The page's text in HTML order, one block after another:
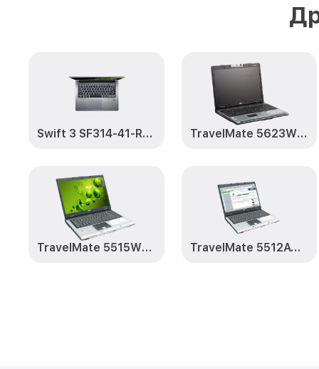
Swift 3 SF314-41-R0TE TravelMate 5623WSMi
TravelMate 5515WLMi TravelMate 5512AWLMi